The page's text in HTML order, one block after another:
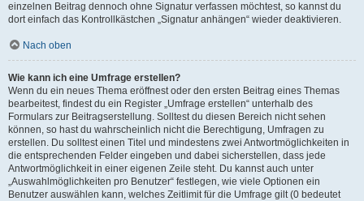
einzelnen Beitrag dennoch ohne Signatur verfassen möchtest, so kannst du
dort einfach das Kontrollkästchen „Signatur anhängen“ wieder deaktivieren.
Nach oben
Wie kann ich eine Umfrage erstellen?
Wenn du ein neues Thema eröffnest oder den ersten Beitrag eines Themas
bearbeitest, findest du ein Register „Umfrage erstellen“ unterhalb des
Formulars zur Beitragserstellung. Solltest du diesen Bereich nicht sehen
können, so hast du wahrscheinlich nicht die Berechtigung, Umfragen zu
erstellen. Du solltest einen Titel und mindestens zwei Antwortmöglichkeiten in
die entsprechenden Felder eingeben und dabei sicherstellen, dass jede
Antwortmöglichkeit in einer eigenen Zeile steht. Du kannst auch unter
„Auswahlmöglichkeiten pro Benutzer“ festlegen, wie viele Optionen ein
Benutzer auswählen kann, welches Zeitlimit für die Umfrage gilt (0 bedeutet